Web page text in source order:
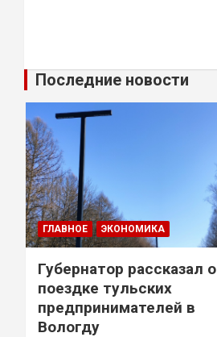
Последние новости
ГЛАВНОЕ ЭКОНОМИКА
Губернатор рассказал о
поездке тульских
предпринимателей в
Вологду